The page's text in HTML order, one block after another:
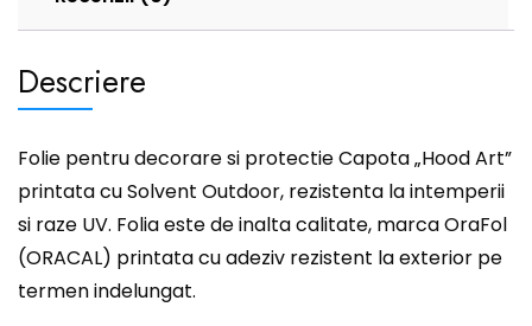
Descriere
Folie pentru decorare si protectie Capota „Hood Art”
printata cu Solvent Outdoor, rezistenta la intemperii
si raze UV. Folia este de inalta calitate, marca OraFol
(ORACAL) printata cu adeziv rezistent la exterior pe
termen indelungat.